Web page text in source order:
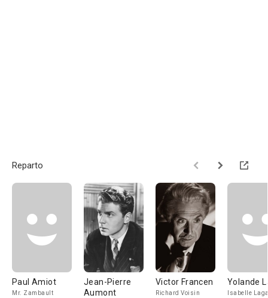
Reparto
Paul Amiot
Mr. Zambault
Jean-Pierre
Aumont
Victor Francen
Richard Voisin
Yolande
Isabelle